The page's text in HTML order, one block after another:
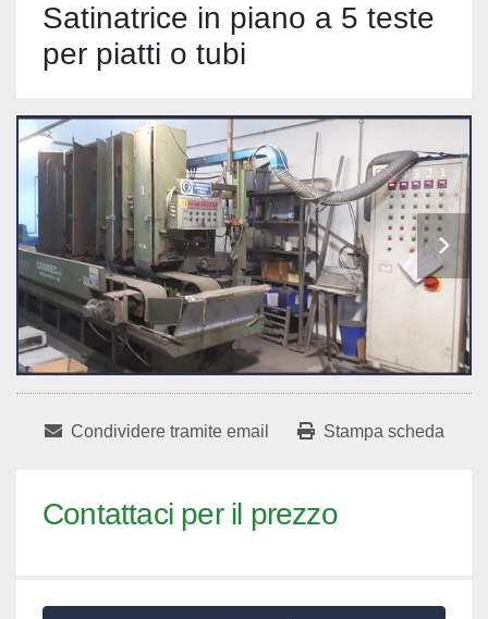
Satinatrice in piano a 5 teste
per piatti o tubi
Condividere tramite email Stampa scheda
Contattaci per il prezzo